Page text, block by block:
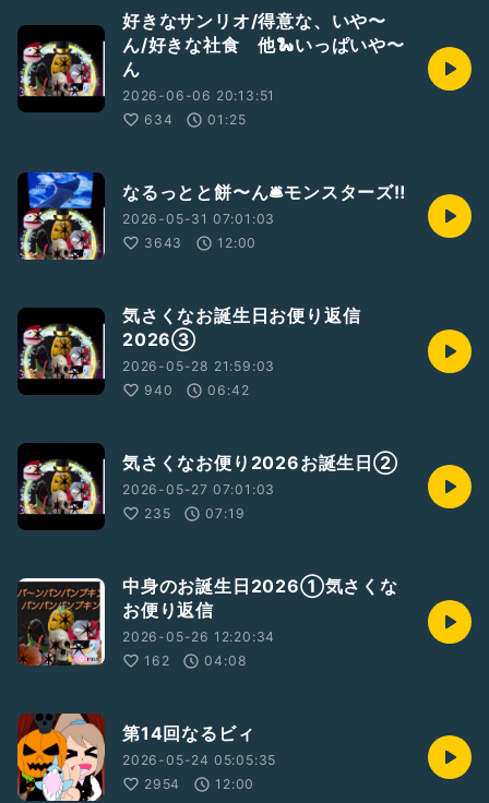
好きなサンリオ/得意な、いや〜
ん/好きな社食 他🐍いっぱいや〜
ん
2026-06-06 20:13:51
634
01:25
なるっとと餅〜ん🛎️モンスターズ‼️
2026-05-31 07:01:03
3643
12:00
気さくなお誕生日お便り返信
2026③
2026-05-28 21:59:03
940
06:42
気さくなお便り2026お誕生日②
2026-05-27 07:01:03
235
07:19
中身のお誕生日2026①気さくな
お便り返信
2026-05-26 12:20:34
162
04:08
第14回なるビィ
2026-05-24 05:05:35
2954
12:00